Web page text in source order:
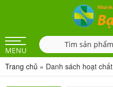
MENU
Trang chủ » Danh sách hoạt chất